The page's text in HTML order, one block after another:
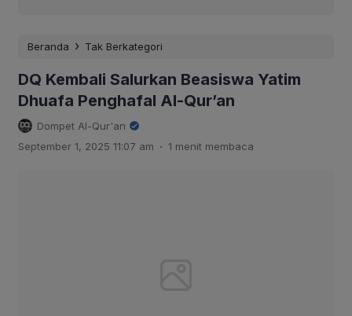
Beranda › Tak Berkategori
DQ Kembali Salurkan Beasiswa Yatim
Dhuafa Penghafal Al-Qur’an
Dompet Al-Qur'an
September 1, 2025 11:07 am . 1 menit membaca